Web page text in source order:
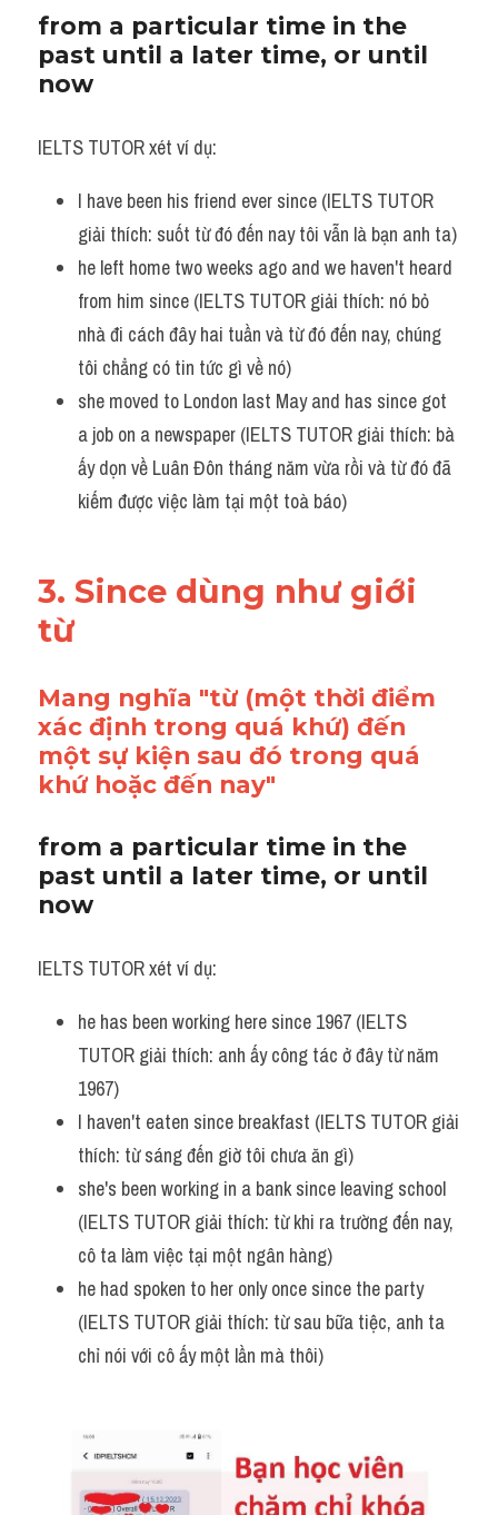
Listening
Writing
Reading
Homepage
from a particular time in the
past until a later time, or until
now
IELTS TUTOR xét ví dụ:
I have been his friend ever since (IELTS TUTOR
giải thích: suốt từ đó đến nay tôi vẫn là bạn anh ta)
he left home two weeks ago and we haven't heard
from him since (IELTS TUTOR giải thích: nó bỏ
nhà đi cách đây hai tuần và từ đó đến nay, chúng
tôi chẳng có tin tức gì về nó)
she moved to London last May and has since got
a job on a newspaper (IELTS TUTOR giải thích: bà
ấy dọn về Luân Đôn tháng năm vừa rồi và từ đó đã
kiếm được việc làm tại một toà báo)
3. Since dùng như giới
từ
Mang nghĩa "từ (một thời điểm
xác định trong quá khứ) đến
một sự kiện sau đó trong quá
khứ hoặc đến nay"
from a particular time in the
past until a later time, or until
now
IELTS TUTOR xét ví dụ:
he has been working here since 1967 (IELTS
TUTOR giải thích: anh ấy công tác ở đây từ năm
1967)
I haven't eaten since breakfast (IELTS TUTOR giải
thích: từ sáng đến giờ tôi chưa ăn gì)
she's been working in a bank since leaving school
(IELTS TUTOR giải thích: từ khi ra trường đến nay,
cô ta làm việc tại một ngân hàng)
he had spoken to her only once since the party
(IELTS TUTOR giải thích: từ sau bữa tiệc, anh ta
chỉ nói với cô ấy một lần mà thôi)